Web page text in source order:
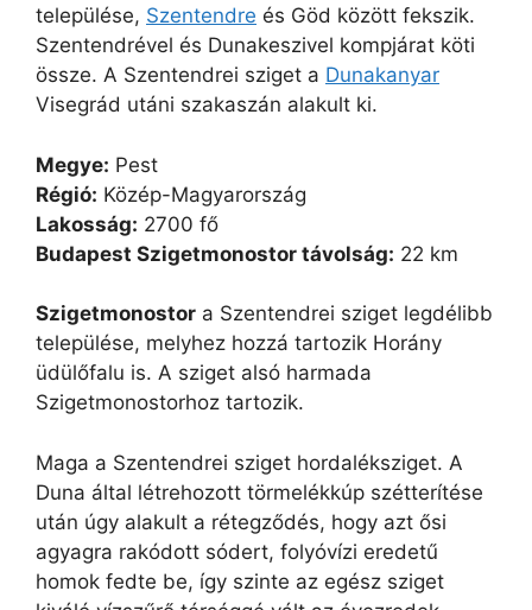
települése, Szentendre és Göd között fekszik.
Szentendrével és Dunakeszivel kompjárat köti
össze. A Szentendrei sziget a Dunakanyar
Visegrád utáni szakaszán alakult ki.
Megye: Pest
Régió: Közép-Magyarország
Lakosság: 2700 fő
Budapest Szigetmonostor távolság: 22 km
Szigetmonostor a Szentendrei sziget legdélibb
települése, melyhez hozzá tartozik Horány
üdülőfalu is. A sziget alsó harmada
Szigetmonostorhoz tartozik.
Maga a Szentendrei sziget hordaléksziget. A
Duna által létrehozott törmelékkúp szétterítése
után úgy alakult a rétegződés, hogy azt ősi
agyagra rakódott sódert, folyóvízi eredetű
homok fedte be, így szinte az egész sziget